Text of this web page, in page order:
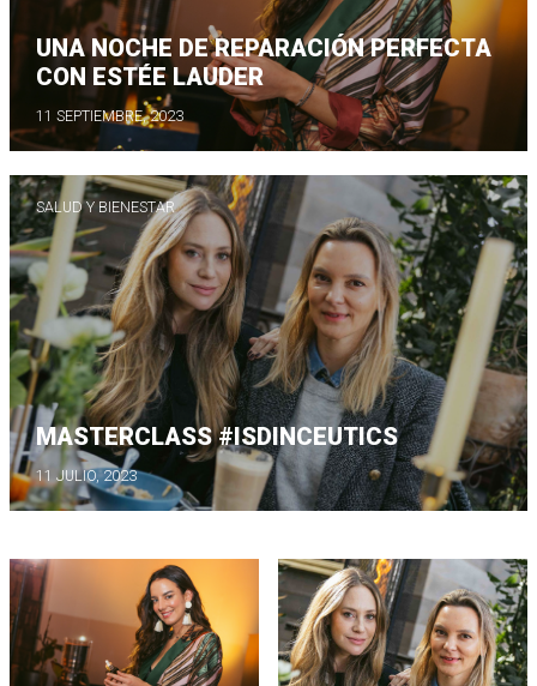
UNA NOCHE DE REPARACIÓN PERFECTA
CON ESTÉE LAUDER
11 SEPTIEMBRE, 2023
SALUD Y BIENESTAR
MASTERCLASS #ISDINCEUTICS
11 JULIO, 2023